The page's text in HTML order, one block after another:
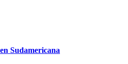
Sudamericana